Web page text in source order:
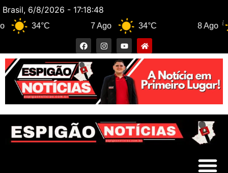
Brasil, 6/8/2026 - 17:18:49
34°C 34°C